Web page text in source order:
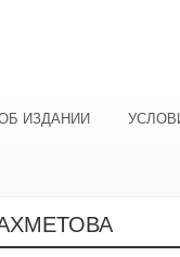
ИЗДАНИИ